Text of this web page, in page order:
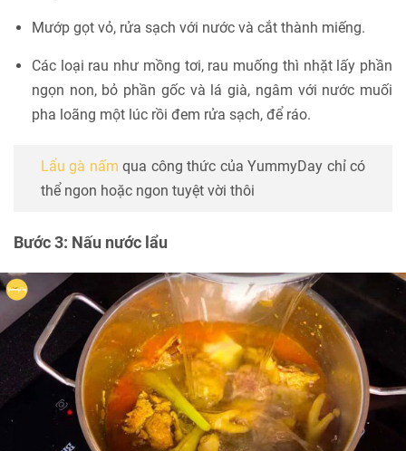
Mướp gọt vỏ, rửa sạch với nước và cắt thành miếng.
Các loại rau như mồng tơi, rau muống thì nhặt lấy phần
ngọn non, bỏ phần gốc và lá già, ngâm với nước muối
pha loãng một lúc rồi đem rửa sạch, để ráo.
Lẩu gà nấm qua công thức của YummyDay chỉ có
thể ngon hoặc ngon tuyệt vời thôi
Bước 3: Nấu nước lẩu